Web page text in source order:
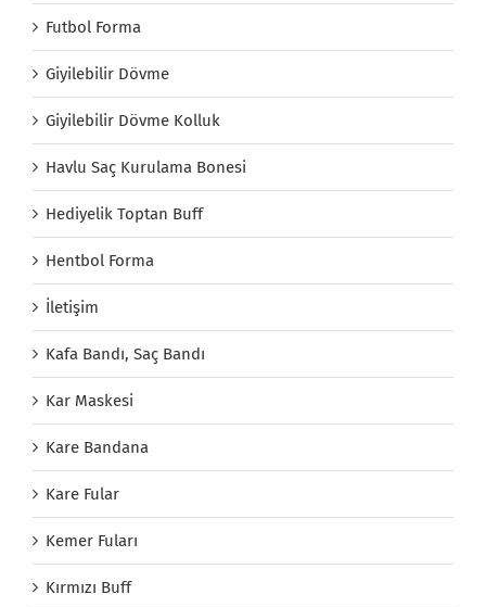
Futbol Forma
Giyilebilir Dövme
Giyilebilir Dövme Kolluk
Havlu Saç Kurulama Bonesi
Hediyelik Toptan Buff
Hentbol Forma
İletişim
Kafa Bandı, Saç Bandı
Kar Maskesi
Kare Bandana
Kare Fular
Kemer Fuları
Kırmızı Buff